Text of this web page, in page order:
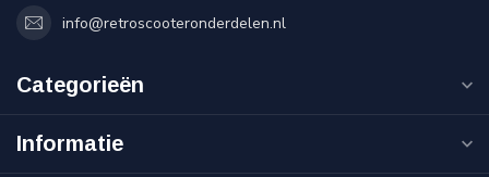
info@retroscooteronderdelen.nl
Categorieën
Informatie